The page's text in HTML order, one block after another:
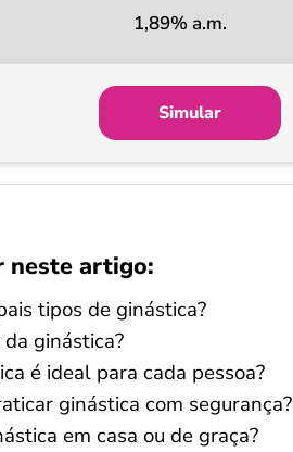
1,89% a.m.
Simular
neste artigo:
tipos de ginástica?
ginástica?
é ideal para cada pessoa?
ginástica com segurança?
em casa ou de graça?